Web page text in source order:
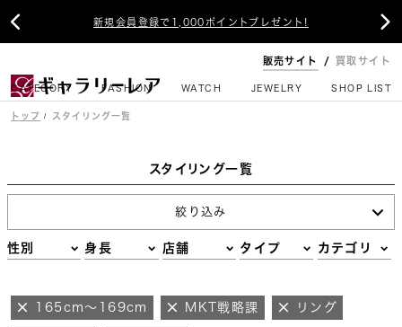
新規会員登録で1,000ポイントプレゼント!
 
販売サイト 買取サイト
CATEGORY FASHION WATCH JEWELRY SHOP LIST
トップ スタイリング一覧
スタイリング一覧
絞り込み
性別 身長 店舗 タイプ カテゴリ
165cm～169cm MKT戦略課 リング